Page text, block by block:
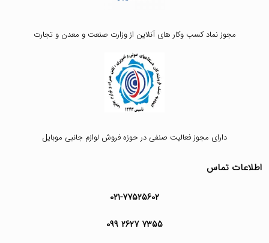
مجوز نماد کسب وکار های آنلاین از وزارت صنعت و معدن و تجارت
دارای مجوز فعالیت صنفی در حوزه فروش لوازم جانبی موبایل
اطلاعات تماس
۰۲۱-۷۷۵۲۵۶۰۲
۰۹۹ ۲۶۲۷ ۷۳۵۵